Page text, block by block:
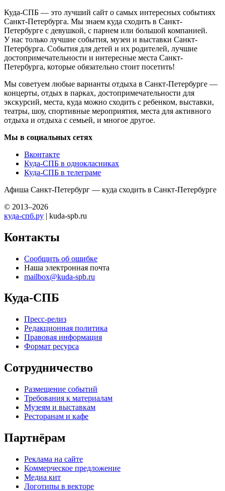
Куда-СПБ — это лучший сайт о самых интересных событиях
Санкт-Петербурга. Мы знаем куда сходить в Санкт-
Петербурге с девушкой, с парнем или большой компанией.
У нас только лучшие события, музеи и выставки Санкт-
Петербурга. События для детей и их родителей, лучшие
достопримечательности и интересные места Санкт-
Петербурга, которые обязательно стоит посетить!
Мы советуем любые варианты отдыха в Санкт-Петербурге —
концерты, отдых в парках, достопримечательности для
экскурсий, места, куда можно сходить с ребенком, выставки,
театры, шоу, спортивные мероприятия, места для активного
отдыха и отдыха с семьей, и многое другое.
Мы в социальных сетях
Вконтакте
Куда-СПБ в однокласниках
Куда-СПБ в телеграме
Афиша Санкт-Петербург — куда сходить в Санкт-Петербурге
© 2013–2026
куда-спб.ру | kuda-spb.ru
Контакты
Сообщить об ошибке
Наша электронная почта
mailbox@kuda-spb.ru
Куда-СПБ
Пресс-релиз
Редакционная политика
Правовая информация
Формат ресурса
Сотрудничество
Размещение событий
Требования к материалам
Музеям и выставкам
Ресторанам и кафе
Партнёрам
Реклама на сайте
Коммерческое предложение
Медиа кит
Логотипы в векторе